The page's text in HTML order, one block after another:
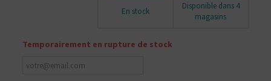
En stock
Disponible dans 4
magasins
Temporairement en rupture de stock